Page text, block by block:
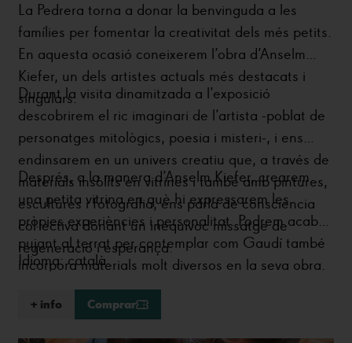
La Pedrera torna a donar la benvinguda a les
famílies per fomentar la creativitat dels més petits.
En aquesta ocasió coneixerem l’obra d’Anselm
Kiefer, un dels artistes actuals més destacats i
singulars.
Durant la visita dinamitzada a l’exposició
descobrirem el ric imaginari de l’artista -poblat de
personatges mitològics, poesia i misteri-, i ens
endinsarem en un univers creatiu que, a través de
materials insòlits en vitrines i també amb pintures,
escultures i fotografia, ens parla de consciència
col·lectiva donant un inequívoc missatge de
regeneració i esperança.
Després, a la manera d’Anselm Kiefer, crearem
una petita vitrina en què hi expressarem les
pròpies experiències i personalitat. Podrem acabar
pujant al terrat per contemplar com Gaudí també
incorpora materials molt diversos en la seva obra.
Idioma: català
+ info Comprar